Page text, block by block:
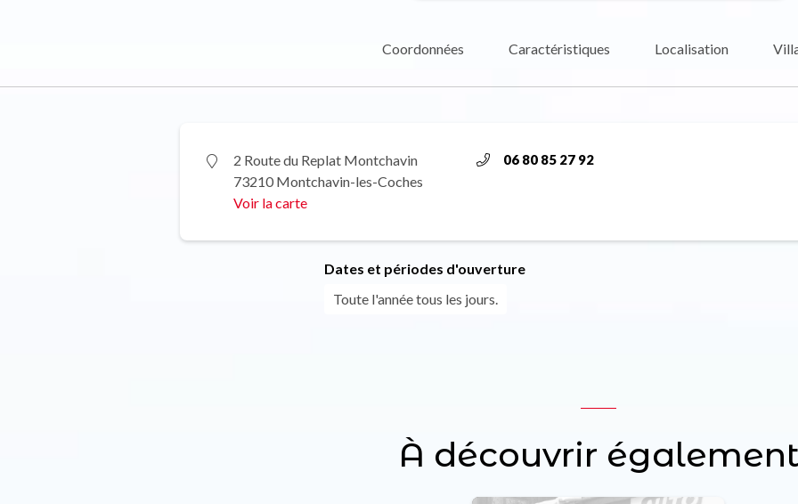
Coordonnées Caractéristiques Localisation
2 Route du Replat Montchavin
73210 Montchavin-les-Coches
Voir la carte
06 80 85 27 92
Dates et périodes d'ouverture
Toute l'année tous les jours.
À découvrir